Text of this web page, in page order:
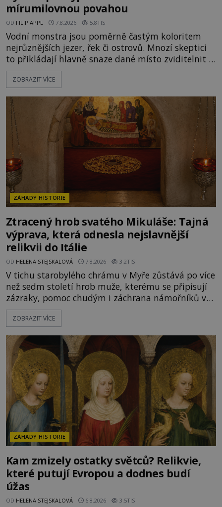
mírumilovnou povahou
OD FILIP APPL 7.8.2026 5.8TIS
Vodní monstra jsou poměrně častým koloritem
nejrůznějších jezer, řek či ostrovů. Mnozí skeptici
to přikládají hlavně snaze dané místo zviditelnit a
přitáhnout k němu pozornost záhadám
nakloněných turistů. Je to také případ kyperského
legendami o něm ukrývat nějaký pravdivý základ?
V blízkosti Mysu Greco, jak se přez
ZOBRAZIT VÍCE
ZÁHADY HISTORIE
Ztracený hrob svatého Mikuláše: Tajná
výprava, která odnesla nejslavnější
relikvii do Itálie
OD HELENA STEJSKALOVÁ 7.8.2026 3.2TIS
V tichu starobylého chrámu v Myře zůstává po více
než sedm století hrob muže, kterému se připisují
zázraky, pomoc chudým i záchrana námořníků v
bouřích. Pak ale přichází rok 1087 a klidné místo
se mění v dějiště podivné noční výpravy. Skupina
Mikuláše a odváží jeho ostatky přes moře do Bari.
Je to zbožná záchrana před nebezpečím, nebo
promyšlená krádež,
ZOBRAZIT VÍCE
ZÁHADY HISTORIE
Kam zmizely ostatky světců? Relikvie,
které putují Evropou a dodnes budí
úžas
OD HELENA STEJSKALOVÁ 6.8.2026 3.5TIS